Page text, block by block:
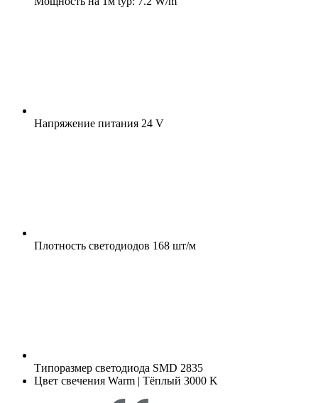
Напряжение питания 24 V
Плотность светодиодов 168 шт/м
Типоразмер светодиода SMD 2835
Цвет свечения Warm | Тёплый 3000 K